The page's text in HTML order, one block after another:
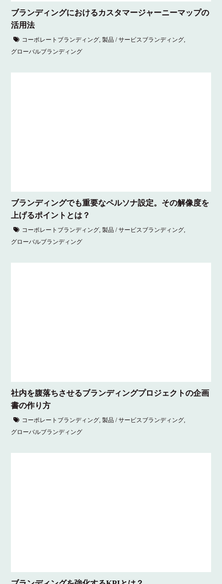
ブランディングにおけるカスタマージャーニーマップの
活用法
コーポレートブランディング,製品 / サービスブランディング,
グローバルブランディング
ブランディングでも重要なペルソナ設定。その解像度を
上げるポイントとは？
コーポレートブランディング,製品 / サービスブランディング,
グローバルブランディング
社内を腹落ちさせるブランディングプロジェクトの企画
書の作り方
コーポレートブランディング,製品 / サービスブランディング,
グローバルブランディング